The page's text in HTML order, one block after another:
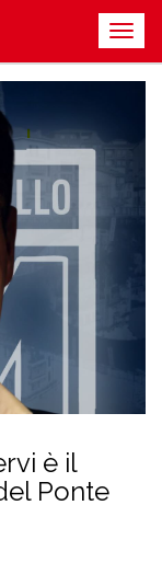
è il
Ponte